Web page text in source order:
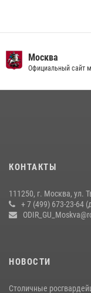
Пазл счастливой
вневедомственной
Москве (видео)
В спецподразделении
Москва
Официальный сайт
КОНТАКТЫ
111250, г. Москва, ул.
+ 7 (499) 673-23-64
НОВОСТИ
Столичные